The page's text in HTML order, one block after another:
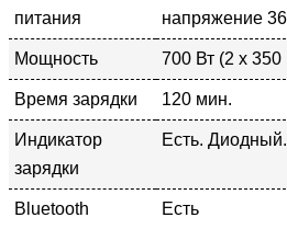
питания
напряжение
Мощность 700 Вт (2 х 350
Время зарядки 120 мин.
Индикатор
зарядки
Есть. Диодный.
Bluetooth Есть